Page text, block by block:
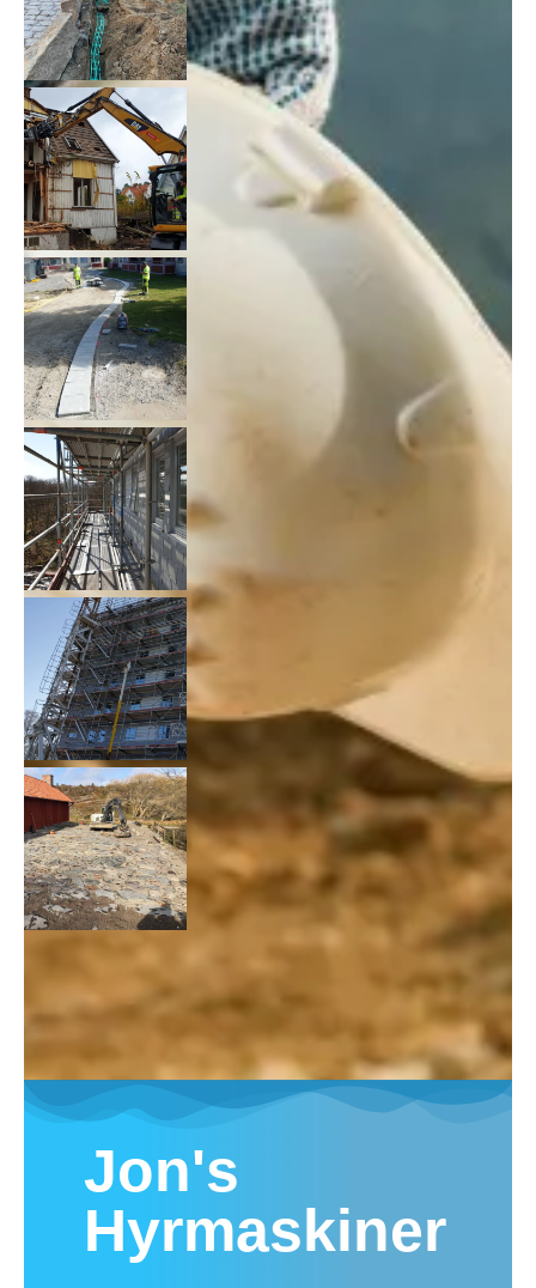
Jon's
Hyrmaskiner